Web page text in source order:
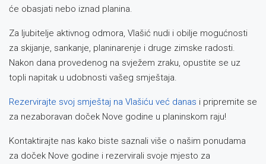
će obasjati nebo iznad planina.
Za ljubitelje aktivnog odmora, Vlašić nudi i obilje mogućnosti
za skijanje, sankanje, planinarenje i druge zimske radosti.
Nakon dana provedenog na svježem zraku, opustite se uz
topli napitak u udobnosti vašeg smještaja.
Rezervirajte svoj smještaj na Vlašiću već danas i pripremite se
za nezaboravan doček Nove godine u planinskom raju!
Kontaktirajte nas kako biste saznali više o našim ponudama
za doček Nove godine i rezervirali svoje mjesto za